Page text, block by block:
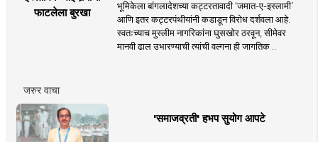
फाटलेला बुरखा
भूमिकेला बांगलादेशच्या कट्टरतावादी ‘जमात-ए-इस्लामी’
आणि इतर कट्टरपंथीयांनी कडाडून विरोध दर्शवला आहे.
स्वतःच्याच मुस्लीम नागरिकांना घुसखोर ठरवून, सीमेवर
मानवी ढाल उभारण्याची त्यांची वल्गना ही जागतिक ..
जरुर वाचा
'समाजव्रती' हभप सुयोग आपटे